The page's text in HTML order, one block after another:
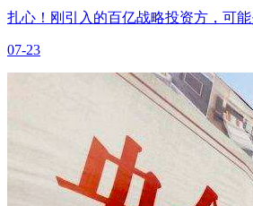
扎心！刚引入的百亿战略投资方，可能
07-23